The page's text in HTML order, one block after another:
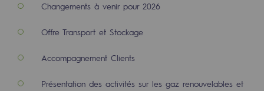
Espace pédagogique
2050 : un monde d’énergies
Objectif Hydrogène
Changements à venir pour 2026
Offre Transport et Stockage
Accompagnement Clients
Présentation des activités sur les gaz renouvelables et